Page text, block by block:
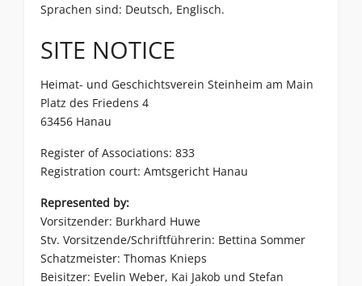
Sprachen sind: Deutsch, Englisch.
SITE NOTICE
Heimat- und Geschichtsverein Steinheim am Main
Platz des Friedens 4
63456 Hanau
Register of Associations: 833
Registration court: Amtsgericht Hanau
Represented by:
Vorsitzender: Burkhard Huwe
Stv. Vorsitzende/Schriftführerin: Bettina Sommer
Schatzmeister: Thomas Knieps
Beisitzer: Evelin Weber, Kai Jakob und Stefan